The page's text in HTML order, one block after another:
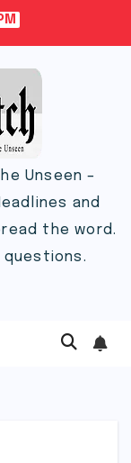
Unseen –
and
the word.
questions.